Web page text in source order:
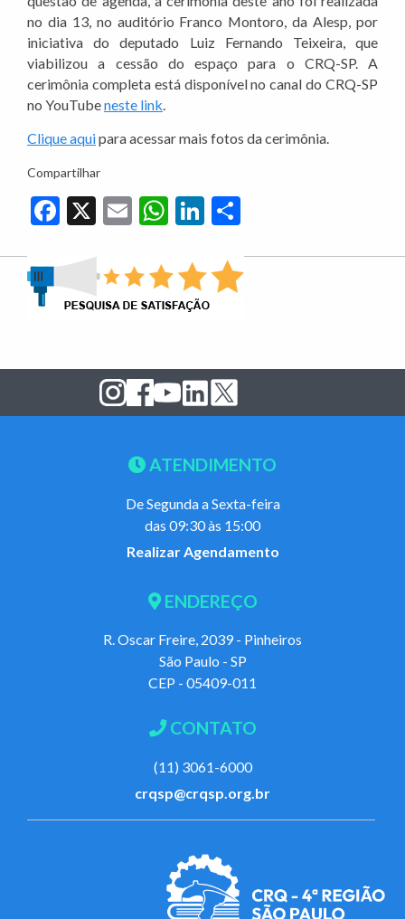
no dia 13, no auditório Franco Montoro, da Alesp, por
iniciativa do deputado Luiz Fernando Teixeira, que
viabilizou a cessão do espaço para o CRQ-SP. A
cerimônia completa está disponível no canal do CRQ-SP
no YouTubeneste link.
Clique aquipara acessar mais fotos da cerimônia.
Compartilhar
Facebook
X EmailWhatsApp
LinkedIn
ATENDIMENTO
De Segunda a Sexta-feira
das 09:30 às 15:00
Realizar Agendamento
ENDEREÇO
R. Oscar Freire, 2039 - Pinheiros
São Paulo - SP
CEP - 05409-011
CONTATO
(11) 3061-6000
crqsp@crqsp.org.br